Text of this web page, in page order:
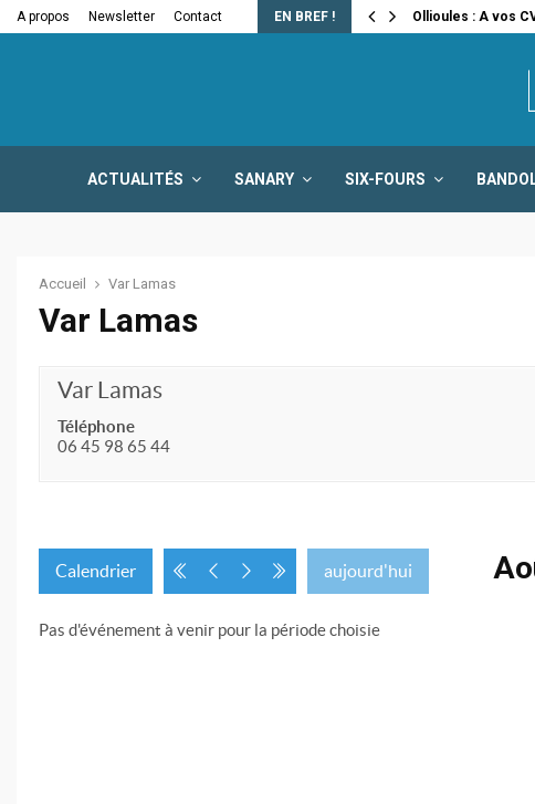
A propos Newsletter Contact EN BREF !
la fermeture… Ollioules : A vos
ACTUALITÉS SANARY SIX-FOURS
Accueil Var Lamas
Var Lamas
Var Lamas
Téléphone
06 45 98 65 44
Calendrier aujourd'hui
Pas d'événement à venir pour la période choisie